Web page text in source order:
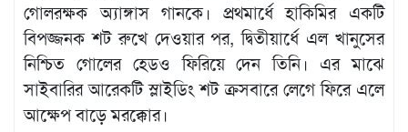
গোলরক্ষক অ্যাঙ্গাস গানকে। প্রথমার্ধে হাকিমির একটি
বিপজ্জনক শট রুখে দেওয়ার পর, দ্বিতীয়ার্ধে এল খানুসের
নিশ্চিত গোলের হেডও ফিরিয়ে দেন তিনি। এর মাঝে
সাইবারির আরেকটি স্লাইডিং শট ক্রসবারে লেগে ফিরে এলে
আক্ষেপ বাড়ে মরক্কোর।